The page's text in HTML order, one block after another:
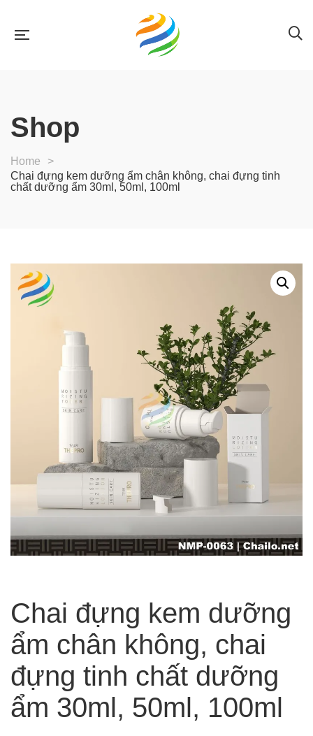
Shop
Home
>
Chai đựng kem dưỡng ẩm chân không, chai đựng tinh
chất dưỡng ẩm 30ml, 50ml, 100ml
Chai đựng kem dưỡng
ẩm chân không, chai
đựng tinh chất dưỡng
ẩm 30ml, 50ml, 100ml